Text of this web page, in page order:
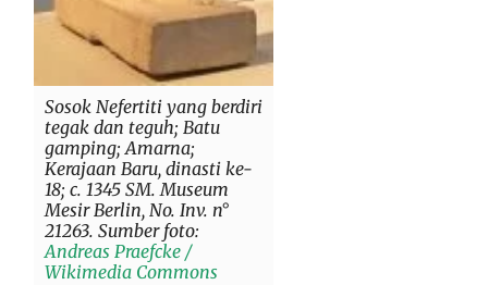
Sosok Nefertiti yang berdiri
tegak dan teguh; Batu
gamping; Amarna;
Kerajaan Baru, dinasti ke-
18; c. 1345 SM. Museum
Mesir Berlin, No. Inv. n°
21263. Sumber foto:
Andreas Praefcke /
Wikimedia Commons